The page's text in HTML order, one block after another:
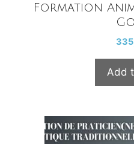
Formation
Add